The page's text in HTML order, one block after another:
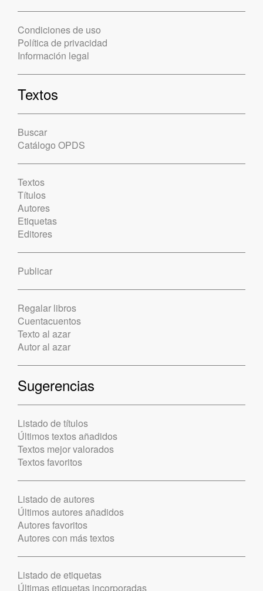
Condiciones de uso
Política de privacidad
Información legal
Textos
Buscar
Catálogo OPDS
Textos
Títulos
Autores
Etiquetas
Editores
Publicar
Regalar libros
Cuentacuentos
Texto al azar
Autor al azar
Sugerencias
Listado de títulos
Últimos textos añadidos
Textos mejor valorados
Textos favoritos
Listado de autores
Últimos autores añadidos
Autores favoritos
Autores con más textos
Listado de etiquetas
Últimas etiquetas incorporadas